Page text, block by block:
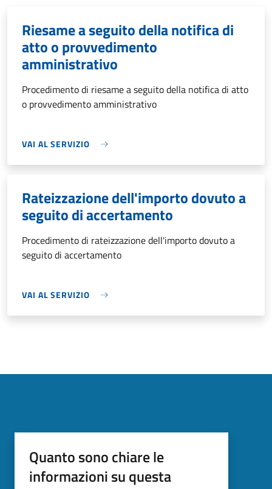
Riesame a seguito della notifica di
atto o provvedimento
amministrativo
Procedimento di riesame a seguito della notifica di atto
o provvedimento amministrativo
VAI AL SERVIZIO
Rateizzazione dell'importo dovuto a
seguito di accertamento
Procedimento di rateizzazione dell'importo dovuto a
seguito di accertamento
VAI AL SERVIZIO
Quanto sono chiare le
informazioni su questa